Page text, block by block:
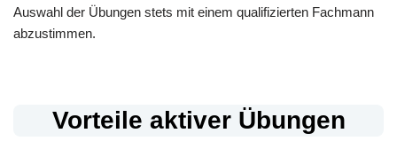
Auswahl der Übungen stets mit einem qualifizierten Fachmann
abzustimmen.
Vorteile aktiver Übungen